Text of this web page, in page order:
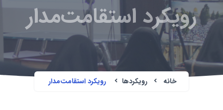
رویکرد استقامت‌مدار
خانه رویکردها رویکرد استقامت‌مدار